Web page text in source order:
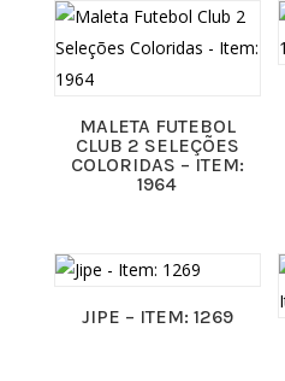
MALETA FUTEBOL
CLUB 2 SELEÇÕES
COLORIDAS – ITEM:
1964
JIPE – ITEM: 1269